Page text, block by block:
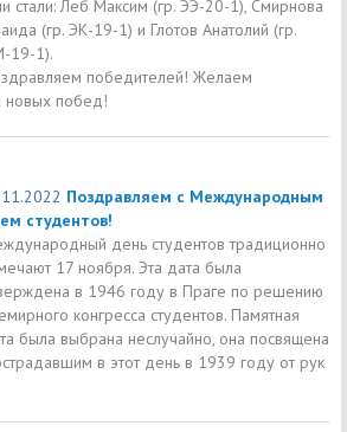
стали: Леб Максим (гр. ЭЭ-20-1), Смирнова
(гр. ЭК-19-1) и Глотов Анатолий (гр.
19-1).
победителей! Желаем
новых побед!
Поздравляем с Международным
студентов!
день студентов традиционно
17 ноября. Эта дата была
в 1946 году в Праге по решению
конгресса студентов. Памятная
была выбрана неслучайно, она посвящена
в этот день в 1939 году от рук